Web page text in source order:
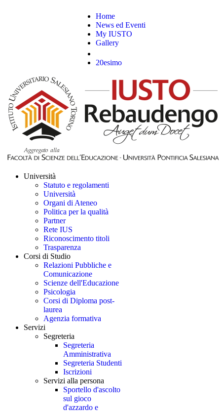
Home
News ed Eventi
My IUSTO
Gallery
20esimo
Università
Statuto e regolamenti
Università
Organi di Ateneo
Politica per la qualità
Partner
Rete IUS
Riconoscimento titoli
Trasparenza
Corsi di Studio
Relazioni Pubbliche e
Comunicazione
Scienze dell'Educazione
Psicologia
Corsi di Diploma post-
laurea
Agenzia formativa
Servizi
Segreteria
Segreteria
Amministrativa
Segreteria Studenti
Iscrizioni
Servizi alla persona
Sportello d'ascolto
sul gioco
d'azzardo e